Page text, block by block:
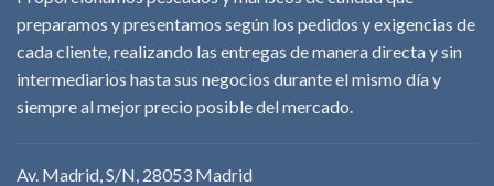
preparamos y presentamos según los pedidos y exigencias de
cada cliente, realizando las entregas de manera directa y sin
intermediarios hasta sus negocios durante el mismo día y
siempre al mejor precio posible del mercado.
Av. Madrid, S/N, 28053 Madrid